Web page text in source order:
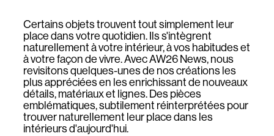
Certains objets trouvent tout simplement leur
place dans votre quotidien. Ils s'intègrent
naturellement à votre intérieur, à vos habitudes et
à votre façon de vivre. Avec AW26 News, nous
revisitons quelques-unes de nos créations les
plus appréciées en les enrichissant de nouveaux
détails, matériaux et lignes. Des pièces
emblématiques, subtilement réinterprétées pour
trouver naturellement leur place dans les
intérieurs d'aujourd'hui.